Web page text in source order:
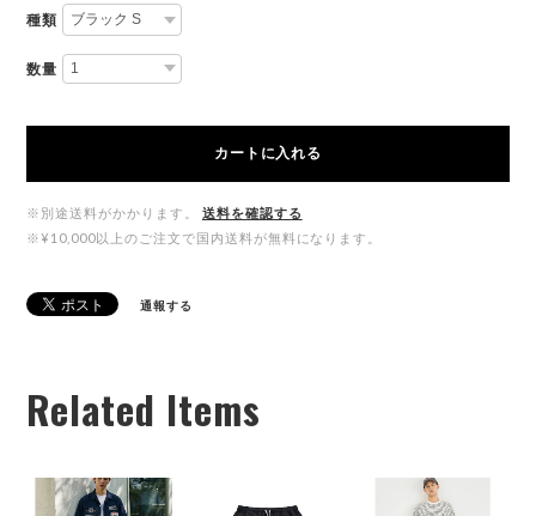
種類
数量
カートに入れる
※別途送料がかかります。
送料を確認する
※¥10,000以上のご注文で国内送料が無料になります。
通報する
Related Items